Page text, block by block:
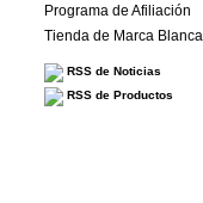
Programa de Afiliación
Tienda de Marca Blanca
RSS de Noticias
RSS de Productos